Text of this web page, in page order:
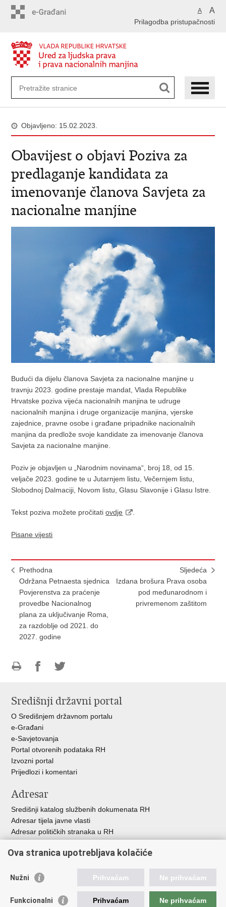
A A
Prilagodba pristupačnosti
Objavljeno: 15.02.2023.
Obavijest o objavi Poziva za
predlaganje kandidata za
imenovanje članova Savjeta za
nacionalne manjine
Budući da dijelu članova Savjeta za nacionalne manjine u
travnju 2023. godine prestaje mandat, Vlada Republike
Hrvatske poziva vijeća nacionalnih manjina te udruge
nacionalnih manjina i druge organizacije manjina, vjerske
zajednice, pravne osobe i građane pripadnike nacionalnih
manjina da predlože svoje kandidate za imenovanje članova
Savjeta za nacionalne manjine.
Poziv je objavljen u „Narodnim novinama“, broj 18, od 15.
veljače 2023. godine te u Jutarnjem listu, Večernjem listu,
Slobodnoj Dalmaciji, Novom listu, Glasu Slavonije i Glasu Istre.
Tekst poziva možete pročitatiovdje
Pisane vijesti
Prethodna
Održana Petnaesta sjednica
Povjerenstva za praćenje
provedbe Nacionalnog
plana za uključivanje Roma,
za razdoblje od 2021. do
2027. godine
Sljedeća
Izdana brošura Prava osoba
pod međunarodnom i
privremenom zaštitom
FacebookuTwitteru
Središnji državni portal
O Središnjem državnom portalu
e-Građani
e-Savjetovanja
Portal otvorenih podataka RH
Izvozni portal
Prijedlozi i komentari
Adresar
Središnji katalog službenih dokumenata RH
Adresar tijela javne vlasti
Adresar političkih stranaka u RH
Besplatni telefoni javne uprave
Važne poveznice
Vlada Republike Hrvatske
Ova stranica upotrebljava kolačiće
Nužni Prihvaćam Ne prihvaćam
Funkcionalni Prihvaćam Ne prihvaćam